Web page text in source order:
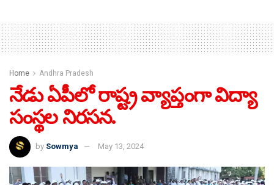
Home Andhra Pradesh
నేడు ఏపీలో రాష్ట్ర వ్యాప్తంగా విద్యా
సంస్థల నిరసన.
by Sowmya May 13, 2024